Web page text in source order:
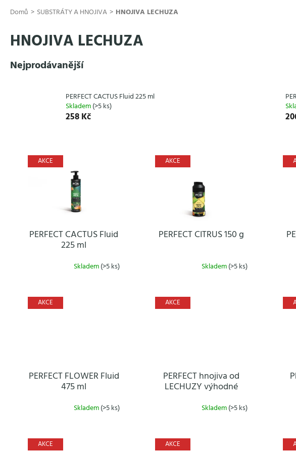
Domů SUBSTRÁTY A HNOJIVA HNOJIVA LECHUZA
HNOJIVA LECHUZA
Nejprodávanější
PERFECT CACTUS Fluid 225 ml
Skladem(>5 ks)
258 Kč
AKCE
PERFECT CACTUS Fluid
225 ml
Skladem(>5 ks)
AKCE
PERFECT CITRUS 150 g
Skladem(>5 ks)
AKCE
PERFECT FLOWER Fluid
475 ml
Skladem(>5 ks)
AKCE
PERFECT hnojiva od
LECHUZY výhodné
Skladem(>5 ks)
AKCE AKCE